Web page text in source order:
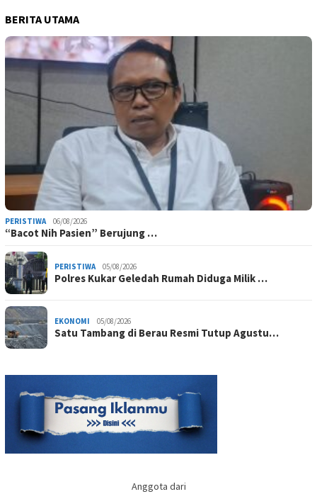
BERITA UTAMA
PERISTIWA 06/08/2026
“Bacot Nih Pasien” Berujung …
PERISTIWA 05/08/2026
Polres Kukar Geledah Rumah Diduga Milik …
EKONOMI 05/08/2026
Satu Tambang di Berau Resmi Tutup Agustu…
Anggota dari